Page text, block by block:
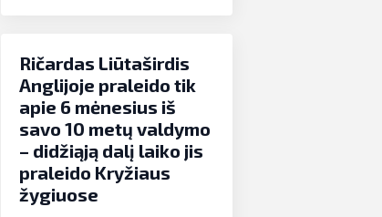
Ričardas Liūtaširdis
Anglijoje praleido tik
apie 6 mėnesius iš
savo 10 metų valdymo
– didžiąją dalį laiko jis
praleido Kryžiaus
žygiuose